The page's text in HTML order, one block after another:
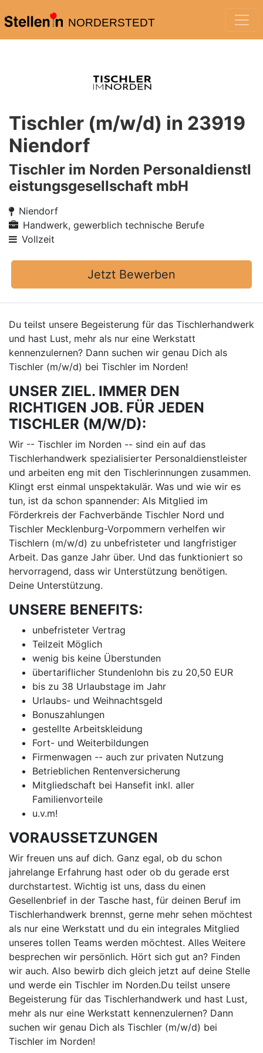
NORDERSTEDT
Tischler (m/w/d) in 23919
Niendorf
Tischler im Norden Personaldienstl
eistungsgesellschaft mbH
Niendorf
Handwerk, gewerblich technische Berufe
Vollzeit
Jetzt Bewerben
Du teilst unsere Begeisterung für das Tischlerhandwerk
und hast Lust, mehr als nur eine Werkstatt
kennenzulernen? Dann suchen wir genau Dich als
Tischler (m/w/d) bei Tischler im Norden!
UNSER ZIEL. IMMER DEN
RICHTIGEN JOB. FÜR JEDEN
TISCHLER (M/W/D):
Wir -- Tischler im Norden -- sind ein auf das
Tischlerhandwerk spezialisierter Personaldienstleister
und arbeiten eng mit den Tischlerinnungen zusammen.
Klingt erst einmal unspektakulär. Was und wie wir es
tun, ist da schon spannender: Als Mitglied im
Förderkreis der Fachverbände Tischler Nord und
Tischler Mecklenburg-Vorpommern verhelfen wir
Tischlern (m/w/d) zu unbefristeter und langfristiger
Arbeit. Das ganze Jahr über. Und das funktioniert so
hervorragend, dass wir Unterstützung benötigen.
Deine Unterstützung.
UNSERE BENEFITS:
unbefristeter Vertrag
Teilzeit Möglich
wenig bis keine Überstunden
übertariflicher Stundenlohn bis zu 20,50 EUR
bis zu 38 Urlaubstage im Jahr
Urlaubs- und Weihnachtsgeld
Bonuszahlungen
gestellte Arbeitskleidung
Fort- und Weiterbildungen
Firmenwagen -- auch zur privaten Nutzung
Betrieblichen Rentenversicherung
Mitgliedschaft bei Hansefit inkl. aller
Familienvorteile
u.v.m!
VORAUSSETZUNGEN
Wir freuen uns auf dich. Ganz egal, ob du schon
jahrelange Erfahrung hast oder ob du gerade erst
durchstartest. Wichtig ist uns, dass du einen
Gesellenbrief in der Tasche hast, für deinen Beruf im
Tischlerhandwerk brennst, gerne mehr sehen möchtest
als nur eine Werkstatt und du ein integrales Mitglied
unseres tollen Teams werden möchtest. Alles Weitere
besprechen wir persönlich. Hört sich gut an? Finden
wir auch. Also bewirb dich gleich jetzt auf deine Stelle
und werde ein Tischler im Norden.Du teilst unsere
Begeisterung für das Tischlerhandwerk und hast Lust,
mehr als nur eine Werkstatt kennenzulernen? Dann
suchen wir genau Dich als Tischler (m/w/d) bei
Tischler im Norden!